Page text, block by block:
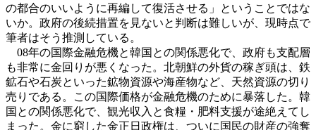
の都合のいいように再編して復活させる」ということではな
いか。政府の後続措置を見ないと判断は難しいが、現時点で
筆者はそう推測している。
08年の国際金融危機と韓国との関係悪化で、政府も支配層
も非常に金回りが悪くなった。北朝鮮の外貨の稼ぎ頭は、鉄
鉱石や石炭といった鉱物資源や海産物など、天然資源の切り
売りである。この国際価格が金融危機のために暴落した。韓
国との関係悪化で、観光収入と食糧・肥料支援が途絶えてし
まった。金に窮した金正日政権は、ついに国民の財産の強奪